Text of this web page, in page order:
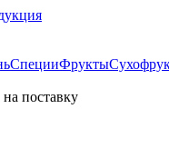
СпецииФрукты
на поставку